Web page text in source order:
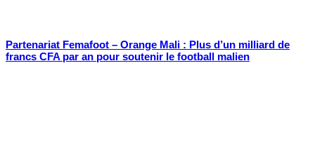
Partenariat Femafoot – Orange Mali : Plus d’un milliard de
francs CFA par an pour soutenir le football malien